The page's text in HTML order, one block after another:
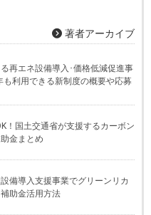
著者アーカイブ
再エネ設備導入･価格低減促進事
も利用できる新制度の概要や応募
！国土交通省が支援するカーボン
金まとめ
備導入支援事業でグリーンリカ
助金活用方法